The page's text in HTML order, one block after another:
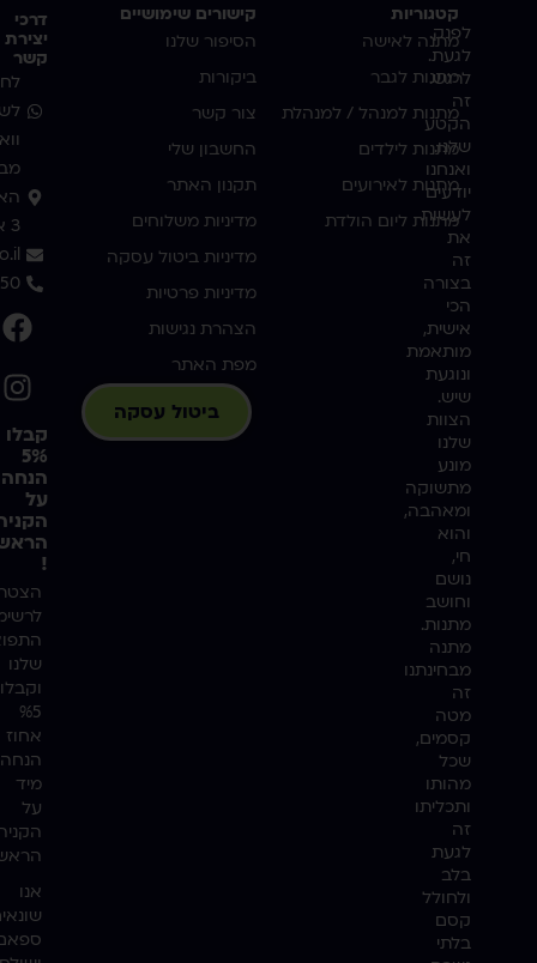
לפנק.
לגעת.
לרגש.
זה
הקטע
שלנו.
ואנחנו
יודעים
לעשות
את
זה
בצורה
הכי
אישית,
מותאמת
ונוגעת
שיש.
הצוות
שלנו
מונע
מתשוקה
ומאהבה,
והוא
חי,
נושם
וחושב
מתנות.
מתנה
מבחינתנו
זה
מטה
קסמים,
שכל
מהותו
ותכליתו
זה
לגעת
בלב
ולחולל
קסם
בלתי
קטגוריות
מתנה לאישה
מתנות לגבר
מתנות למנהל / למנהלת
מתנות לילדים
מתנות לאירועים
מתנות ליום הולדת
קישורים שימושיים
הסיפור שלנו
ביקורות
צור קשר
החשבון שלי
תקנון האתר
מדיניות משלוחים
מדיניות ביטול עסקה
מדיניות פרטיות
הצהרת נגישות
מפת האתר
ביטול עסקה
דרכי
יצירת
קשר
3 אשדוד
קבלו
5%
הנחה
על
!
שלנו
וקבלו
%5
אחוז
הנחה
מיד
על
אנו